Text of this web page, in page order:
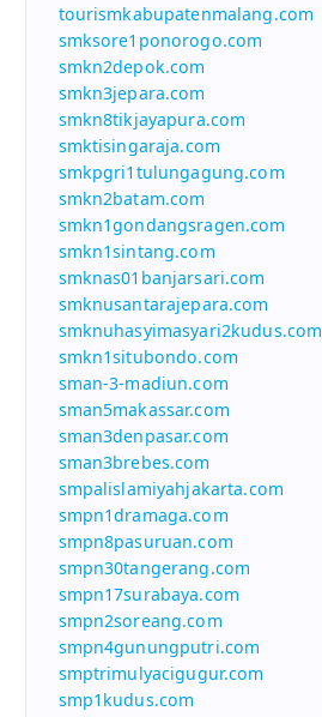
tourismkabupatenmalang.com
smksore1ponorogo.com
smkn2depok.com
smkn3jepara.com
smkn8tikjayapura.com
smktisingaraja.com
smkpgri1tulungagung.com
smkn2batam.com
smkn1gondangsragen.com
smkn1sintang.com
smknas01banjarsari.com
smknusantarajepara.com
smknuhasyimasyari2kudus.com
smkn1situbondo.com
sman-3-madiun.com
sman5makassar.com
sman3denpasar.com
sman3brebes.com
smpalislamiyahjakarta.com
smpn1dramaga.com
smpn8pasuruan.com
smpn30tangerang.com
smpn17surabaya.com
smpn2soreang.com
smpn4gunungputri.com
smptrimulyacigugur.com
smp1kudus.com